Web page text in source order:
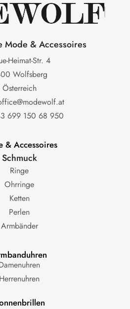
Mode & Accessoires
Heimat-Str. 4
Wolfsberg
Österreich
699 150 68 950
& Accessoires
Schmuck
Ringe
Ohrringe
Ketten
Perlen
Armbänder
Herrenuhren